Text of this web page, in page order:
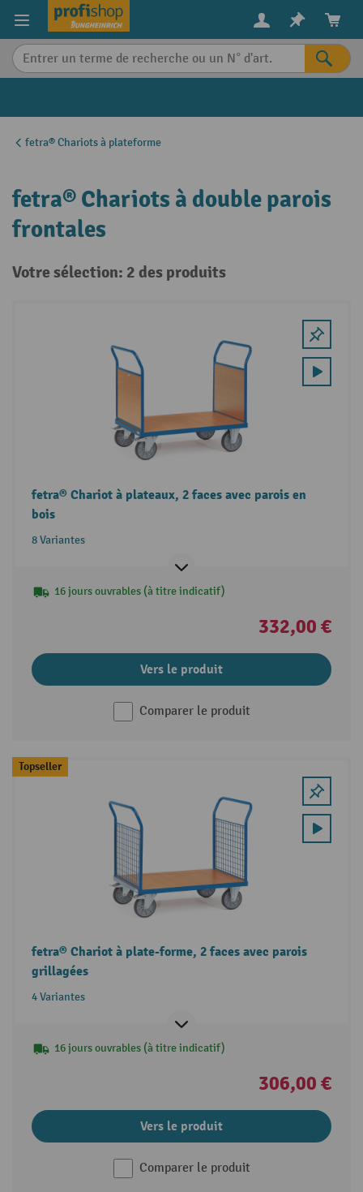
content
fetra® Chariots à plateforme
fetra® Chariots à double parois
frontales
Votre sélection: 2 des produits
fetra® Chariot à plateaux, 2 faces avec parois en
bois
8 Variantes
16 jours ouvrables (à titre indicatif)
332,00 €
Vers le produit
Comparer le produit
Topseller
fetra® Chariot à plate-forme, 2 faces avec parois
grillagées
4 Variantes
16 jours ouvrables (à titre indicatif)
306,00 €
Vers le produit
Comparer le produit